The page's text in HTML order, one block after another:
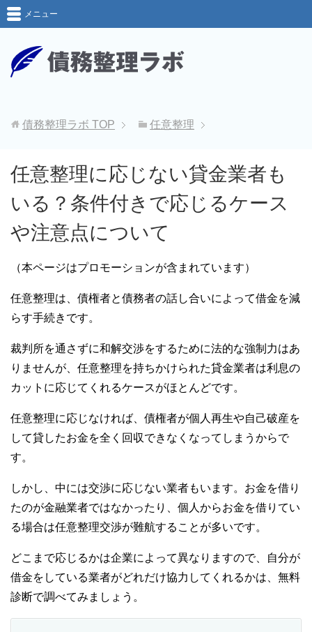
メニュー
債務整理ラボ TOP 任意整理
任意整理に応じない貸金業者も
いる？条件付きで応じるケース
や注意点について
（本ページはプロモーションが含まれています）
任意整理は、債権者と債務者の話し合いによって借金を減
らす手続きです。
裁判所を通さずに和解交渉をするために法的な強制力はあ
りませんが、任意整理を持ちかけられた貸金業者は利息の
カットに応じてくれるケースがほとんどです。
任意整理に応じなければ、債権者が個人再生や自己破産を
して貸したお金を全く回収できなくなってしまうからで
す。
しかし、中には交渉に応じない業者もいます。お金を借り
たのが金融業者ではなかったり、個人からお金を借りてい
る場合は任意整理交渉が難航することが多いです。
どこまで応じるかは企業によって異なりますので、自分が
借金をしている業者がどれだけ協力してくれるかは、無料
診断で調べてみましょう。